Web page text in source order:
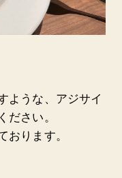
ような、アジサイ
ださい。
おります。